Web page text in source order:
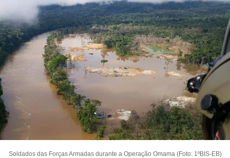
Soldados das Forças Armadas durante a Operação Omama (Foto: 1ºBIS-EB)